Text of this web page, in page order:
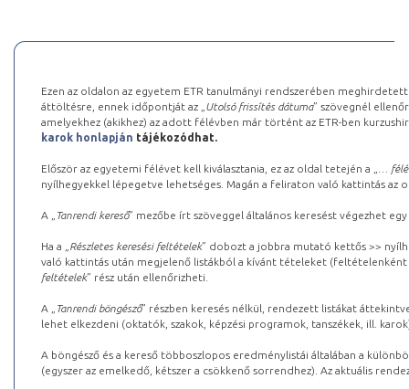
Ezen az oldalon az egyetem ETR tanulmányi rendszerében
áttöltésre, ennek időpontját az „ Utolsó frissítés dátuma” szövegnél
amelyekhez (akikhez) az adott félévben már történt az ETR-ben
karok honlapján tájékozódhat.
Először az egyetemi félévet kell kiválasztania, ez az oldal tetején a „
…
nyílhegyekkel lépegetve lehetséges. Magán a feliraton való kattintás az
A „ Tanrendi kereső” mezőbe írt szöveggel általános keresést végezhet
Ha a „ Részletes keresési feltételek” dobozt a jobbra mutató kettős >>
való kattintás után megjelenő listákból a kívánt tételeket (feltételenként
feltételek” rész után ellenőrizheti.
A „ Tanrendi böngésző” részben keresés nélkül, rendezett listákat
lehet elkezdeni (oktatók, szakok, képzési programok, tanszékek, ill.
A böngésző és a kereső többoszlopos eredménylistái általában a
(egyszer az emelkedő, kétszer a csökkenő sorrendhez). Az aktuális